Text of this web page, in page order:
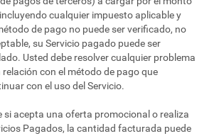
cualquier impuesto aplicable y
de pago no puede ser verificado, no
su Servicio pagado puede ser
Usted debe resolver cualquier problema
con el método de pago que
con el uso del Servicio.
si acepta una oferta promocional o realiza
Pagados, la cantidad facturada puede